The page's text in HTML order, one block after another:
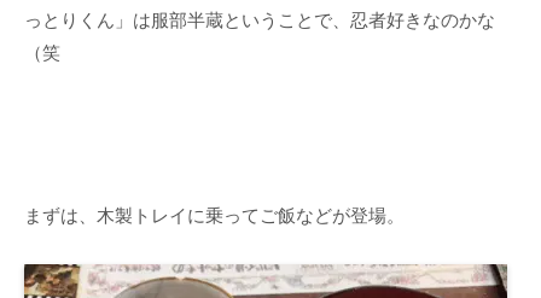
っとりくん」は服部半蔵ということで、忍者好きなのかな
（笑
まずは、木製トレイに乗ってご飯などが登場。